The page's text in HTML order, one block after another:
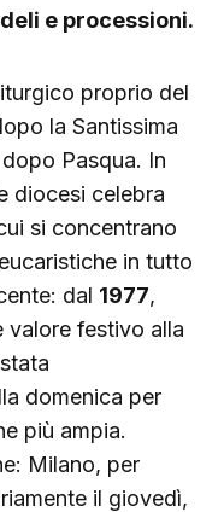
e processioni.
proprio del
la Santissima
Pasqua. In
diocesi celebra
si concentrano
in tutto
dal 1977,
valore festivo alla
domenica per
più ampia.
Milano, per
il giovedì,